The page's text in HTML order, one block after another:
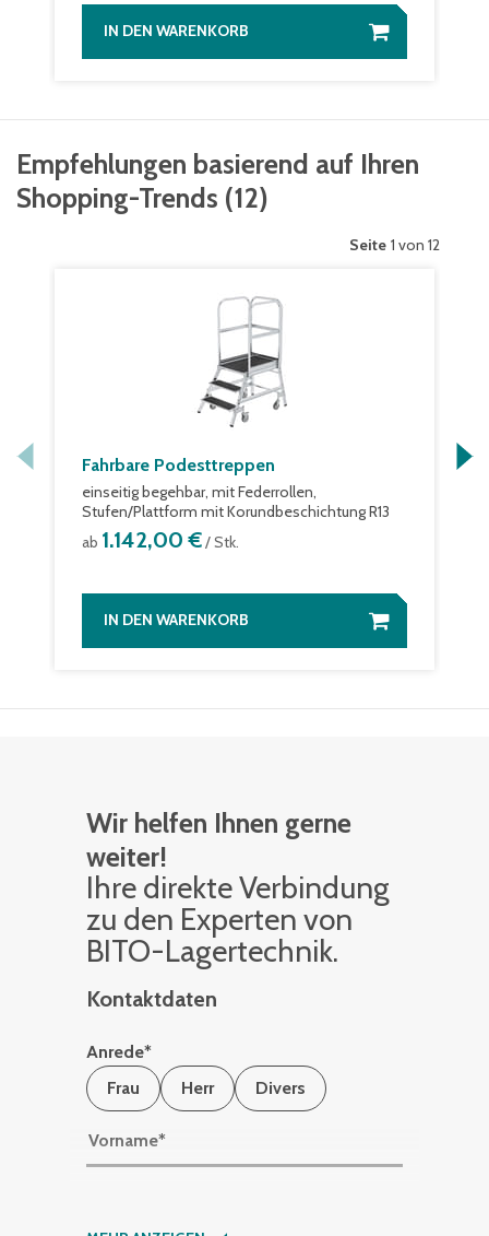
IN DEN WARENKORB
Empfehlungen basierend auf Ihren
Shopping-Trends (12)
Seite 1 von 12
Fahrbare Podesttreppen
einseitig begehbar, mit Federrollen,
Stufen/Plattform mit Korundbeschichtung R13
ab 1.142,00 €/ Stk.
IN DEN WARENKORB
Wir helfen Ihnen gerne
weiter!
Ihre di­rek­te Ver­bin­dung
zu den Ex­per­ten von
BITO-La­ger­tech­nik.
Kontaktdaten
Anrede*
Frau
Herr Divers
Vorname*
Nachname*